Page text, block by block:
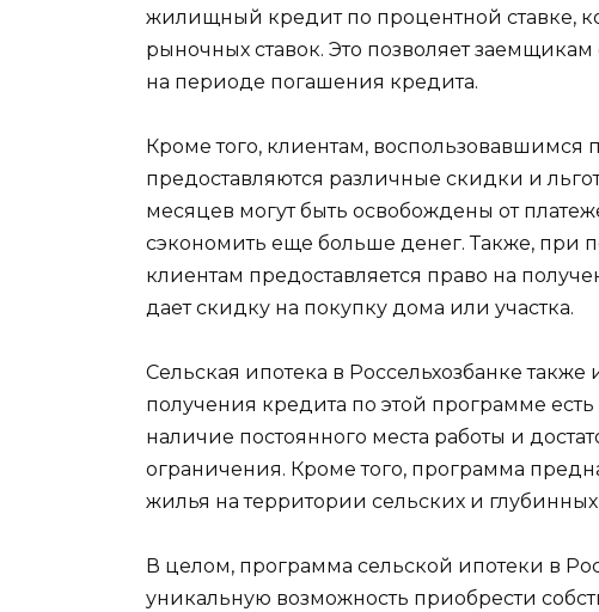
жилищный кредит по процентной ставке,
рыночных ставок. Это позволяет
на периоде погашения кредита.
Кроме того, клиентам, воспользовавшимся
предоставляются различные скидки и
месяцев могут быть освобождены от
сэкономить еще больше денег. Также, при
клиентам предоставляется право на
дает скидку на покупку дома или участка.
Сельская ипотека в Россельхозбанке
получения кредита по этой программе
наличие постоянного места работы и
ограничения. Кроме того, программа
жилья на территории сельских и
В целом, программа сельской ипотеки в
уникальную возможность приобрести